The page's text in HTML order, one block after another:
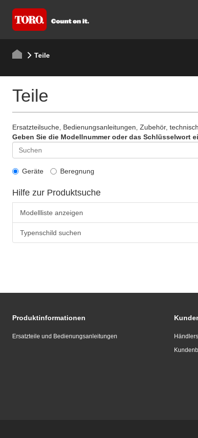
Teile
Teile
Ersatzteilsuche, Bedienungsanleitungen, Zubehör,
Geben Sie die Modellnummer oder das Schlüsselwort
Geräte Beregnung
Hilfe zur Produktsuche
Modellliste anzeigen
Typenschild suchen
Produktinformationen
Ersatzteile und Bedienungsanleitungen